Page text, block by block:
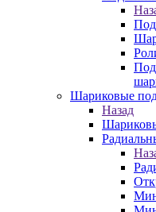
Шариковые
Назад